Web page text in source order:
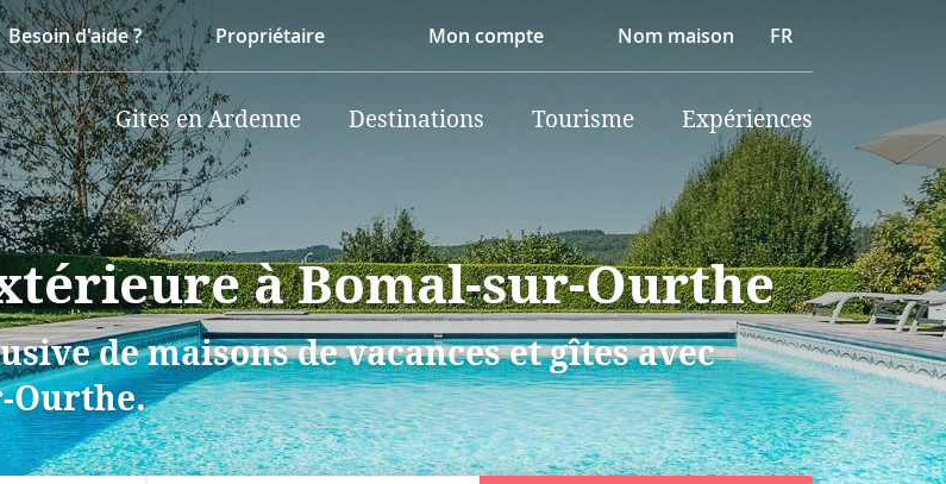
Besoin d'aide ? Propriétaire Mon compte Nom maison FR
Gites en Ardenne Destinations Tourisme Expériences
à Bomal-sur-Ourthe
de maisons de vacances et gîtes avec
Ourthe.